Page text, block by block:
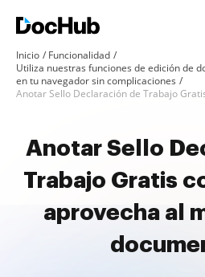
Inicio
Funcionalidad
Utiliza nuestras funciones de edición de
en tu navegador sin complicaciones
Anotar Sello Declaración de Trabajo
Anotar Sello
Trabajo Gratis
aprovecha al